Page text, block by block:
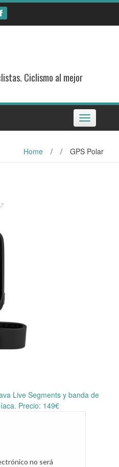
Ciclismo al mejor
Toggle
navigation
Home / / GPS Polar
Live Segments y banda de
Precio: 149€
no será